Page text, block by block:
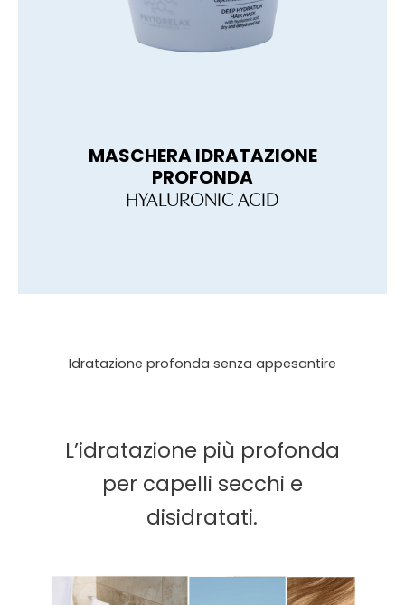
MASCHERA IDRATAZIONE
PROFONDA
HYALURONIC ACID
Idratazione profonda senza appesantire
L’idratazione più profonda
per capelli secchi e
disidratati.